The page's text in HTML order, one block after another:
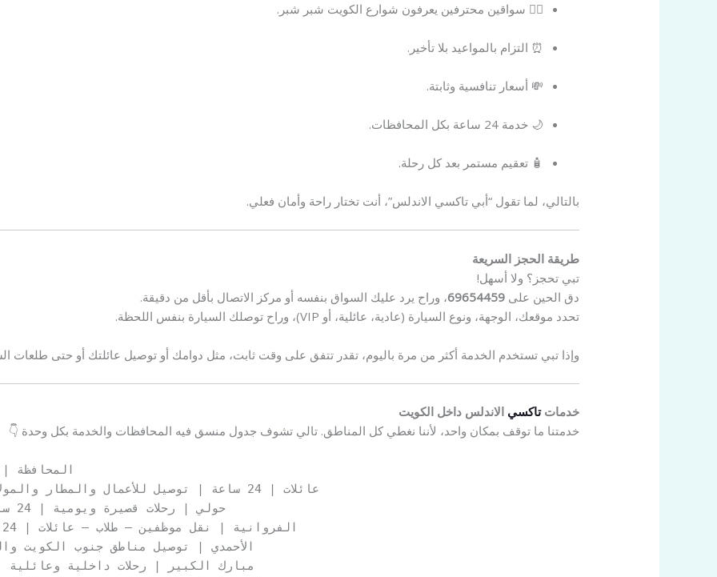
👨‍✈️ سواقين محترفين يعرفون شوارع الكويت شبر شبر.
⏰ التزام بالمواعيد بلا تأخير.
💸 أسعار تنافسية وثابتة.
🌙 خدمة 24 ساعة بكل المحافظات.
🧴 تعقيم مستمر بعد كل رحلة.
بالتالي، لما تقول “أبي تاكسي الاندلس”، أنت تختار راحة وأمان فعلي.
طريقة الحجز السريعة
تبي تحجز؟ ولا أسهل!
دق الحين على69654459، وراح يرد عليك السواق بنفسه أو مركز الاتصال بأقل من دقيقة.
تحدد موقعك، الوجهة، ونوع السيارة (عادية، عائلية، أو VIP)، وراح توصلك السيارة بنفس اللحظة.
وإذا تبي تستخدم الخدمة أكثر من مرة باليوم، تقدر تتفق على وقت ثابت، مثل دوامك أو توصيل عائلتك أو حتى طلعات
خدماتتاكسي الاندلس داخل الكويت
خدمتنا ما توقف بمكان واحد، لأننا نغطي كل المناطق. تالي تشوف جدول منسق فيه المحافظات والخدمة بكل وحدة 👇
المحافظة
العاصمة | تاكسي سريع – VIP – عائلات | 24 ساعة | توصيل للأعمال والمطار والمولات
حولي | رحلات قصيرة ويومية | 24 ساعة | سيارات مريحة وسواقين خبرة
الفروانية | نقل موظفين – طلاب – عائلات | 24 ساعة | خصومات للمشاوير الدورية
الأحمدي | توصيل مناطق جنوب الكويت والميناء | 24 ساعة
مبارك الكبير | رحلات داخلية وعائلية | 24 ساعة | سيارات عائلية